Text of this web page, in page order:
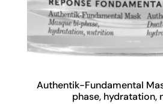
Authentik-Fundamental
phase, hydratation,